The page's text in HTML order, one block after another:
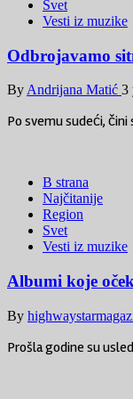
Svet
Vesti iz muzike
Odbrojavamo
By Andrijana Matić 3
Po svemu sudeći,
B strana
Najčitanije
Region
Svet
Vesti iz muzike
Albumi koje
By
Prošla godine su